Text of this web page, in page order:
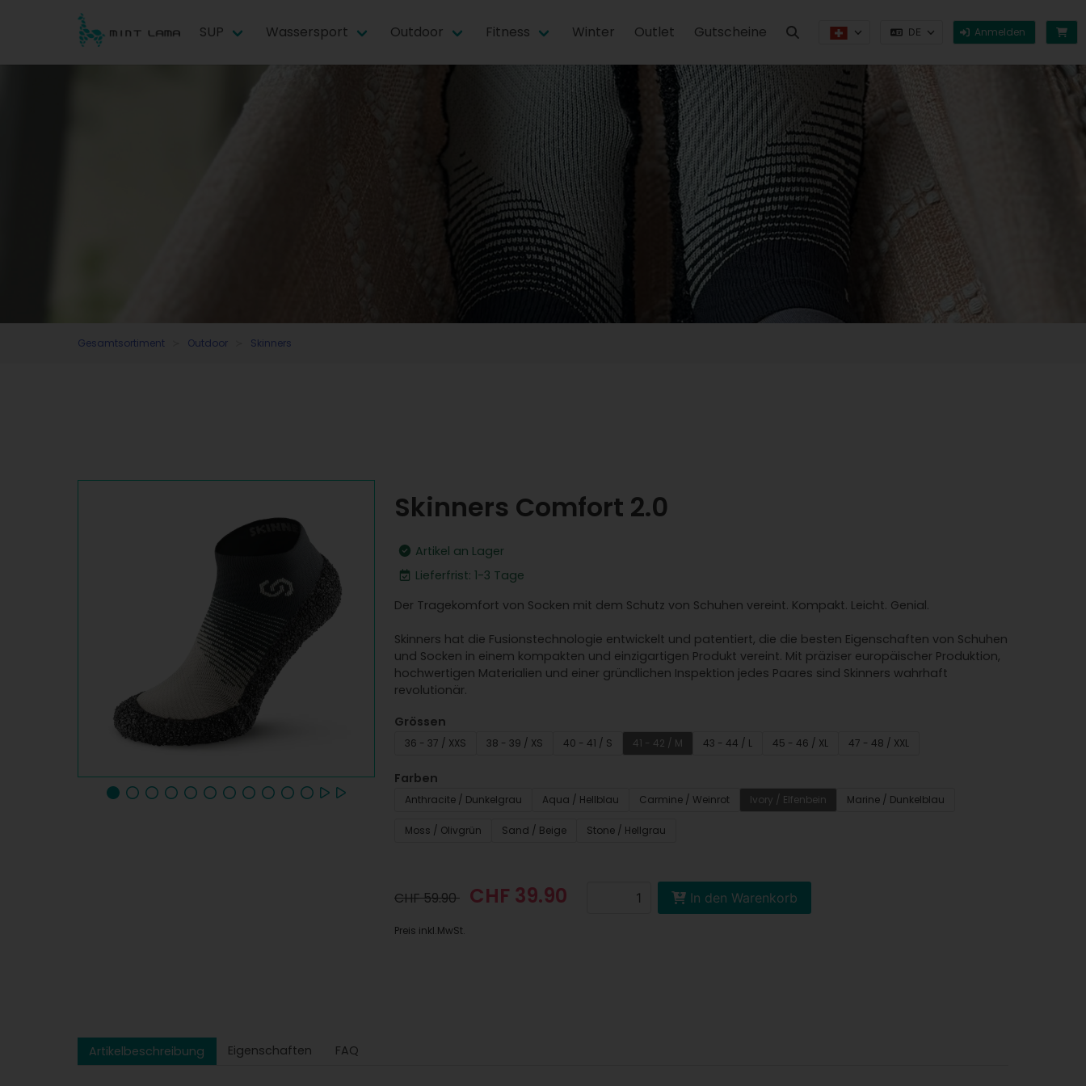
SUP Wassersport Outdoor Fitness Winter Outlet Gutscheine DE Anmelden
Gesamtsortiment Outdoor Skinners
Skinners Comfort 2.0
Artikel an Lager
Lieferfrist: 1-3 Tage
Der Tragekomfort von Socken mit dem Schutz von Schuhen vereint. Kompakt. Leicht. Genial.
Skinners hat die Fusionstechnologie entwickelt und patentiert, die die besten Eigenschaften von Schuhen
und Socken in einem kompakten und einzigartigen Produkt vereint. Mit präziser europäischer Produktion,
hochwertigen Materialien und einer gründlichen Inspektion jedes Paares sind Skinners wahrhaft
revolutionär.
Grössen
36 - 37 / XXS 38 - 39 / XS 40 - 41 / S 41 - 42 / M 43 - 44 / L 45 - 46 / XL 47 - 48 / XXL
Farben
Anthracite / Dunkelgrau Aqua / Hellblau Carmine / Weinrot Ivory / Elfenbein Marine / Dunkelblau
Moss / Olivgrün Sand / Beige Stone / Hellgrau
CHF 59.90 CHF 39.90 In den Warenkorb
Preis inkl.MwSt.
Artikelbeschreibung Eigenschaften FAQ